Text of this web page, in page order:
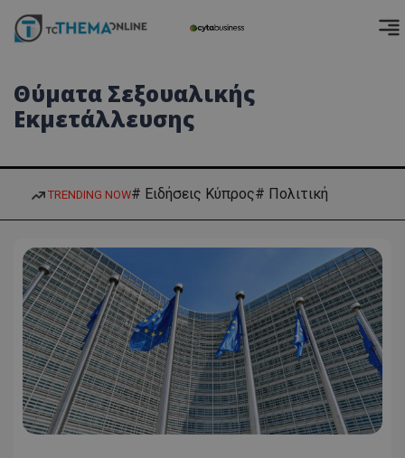
Θύματα Σεξουαλικής
Εκμετάλλευσης
TRENDING NOW# Ειδήσεις Κύπρος# Πολιτική